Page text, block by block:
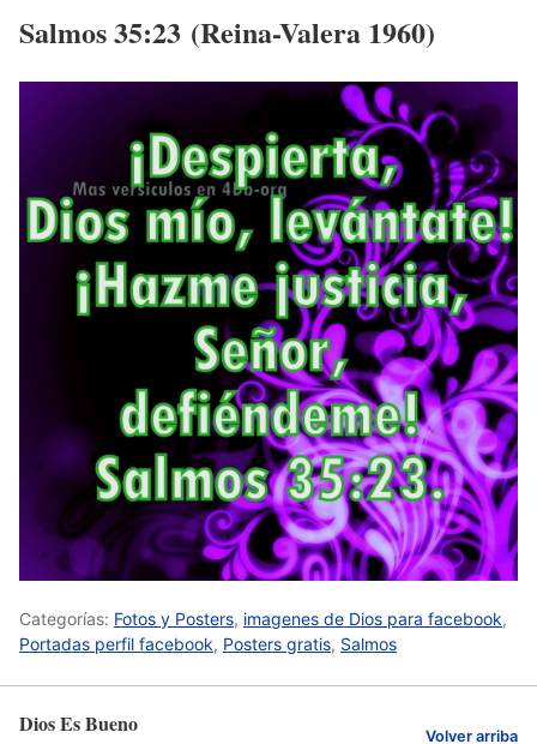
Salmos 35:23 (Reina-Valera 1960)
Categorías: Fotos y Posters, imagenes de Dios para facebook,
Portadas perfil facebook, Posters gratis, Salmos
Dios Es Bueno Volver arriba